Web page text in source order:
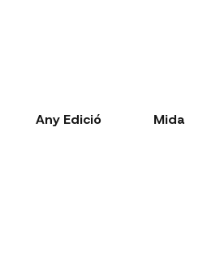
Any Edició Mida